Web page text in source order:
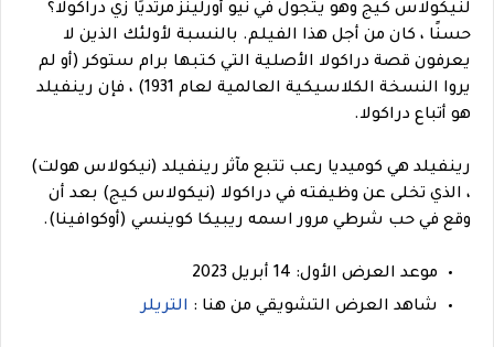
لنيكولاس كيج وهو يتجول في نيو أورلينز مرتديًا زي دراكولا؟
حسنًا ، كان من أجل هذا الفيلم. بالنسبة لأولئك الذين لا
يعرفون قصة دراكولا الأصلية التي كتبها برام ستوكر (أو لم
يروا النسخة الكلاسيكية العالمية لعام 1931) ، فإن رينفيلد
هو أتباع دراكولا.
رينفيلد هي كوميديا رعب تتبع مآثر رينفيلد (نيكولاس هولت)
، الذي تخلى عن وظيفته في دراكولا (نيكولاس كيج) بعد أن
وقع في حب شرطي مرور اسمه ريبيكا كوينسي (أوكوافينا).
موعد العرض الأول: 14 أبريل 2023
شاهد العرض التشويقي من هنا : التريلر